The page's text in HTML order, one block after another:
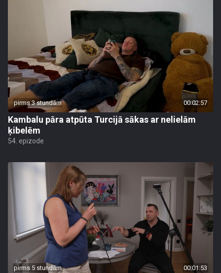
pirms 3 stundām 00:02:57
Kambalu pāra atpūta Turcijā sākas ar nelielām
ķibelēm
54. epizode
pirms 5 stundām 00:01:53